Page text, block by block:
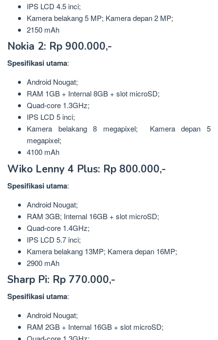
IPS LCD 4.5 inci;
Kamera belakang 5 MP; Kamera depan 2 MP;
2150 mAh
Nokia 2: Rp 900.000,-
Spesifikasiutama:
Android Nougat;
RAM 1GB + Internal 8GB + slot microSD;
Quad-core 1.3GHz;
IPS LCD 5 inci;
Kamera belakang 8 megapixel; Kamera depan 5
megapixel;
4100 mAh
Wiko Lenny 4 Plus: Rp 800.000,-
Spesifikasiutama:
Android Nougat;
RAM 3GB; Internal 16GB + slot microSD;
Quad-core 1.4GHz;
IPS LCD 5.7 inci;
Kamera belakang 13MP; Kamera depan 16MP;
2900 mAh
Sharp Pi: Rp 770.000,-
Spesifikasiutama:
Android Nougat;
RAM 2GB + Internal 16GB + slot microSD;